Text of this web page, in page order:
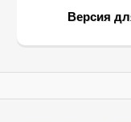
Версия